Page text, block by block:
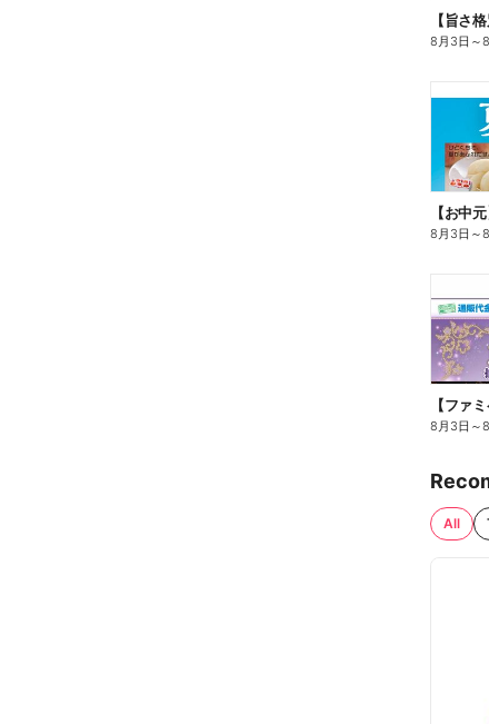
8月3日 ～
【お中
8月3日 ～
8月3日 ～
All